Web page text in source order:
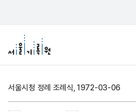
서울시청 정례 조례식, 1972-03-06